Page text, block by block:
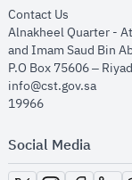
Contact Us
Alnakheel Quarter -
and Imam Saud Bin
P.O Box 75606 –
info@cst.gov.sa
19966
Social Media